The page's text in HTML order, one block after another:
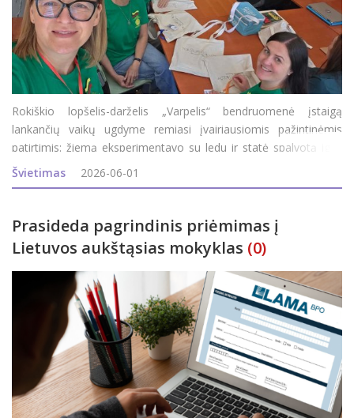
Rokiškio lopšelis-darželis „Varpelis“ bendruomenė įstaigą
lankančių vaikų ugdyme remiasi įvairiausiomis pažintinėmis
patirtimis: žiemą eksperimentavo su ledu ir statė spalvotą iglu,
pavasarį įstaigoje patys išperino dvi dešimtis viščiukų, o kiek
kasdien
Švietimas 2026-06-01
Prasideda pagrindinis priėmimas į
Lietuvos aukštąsias mokyklas (0)